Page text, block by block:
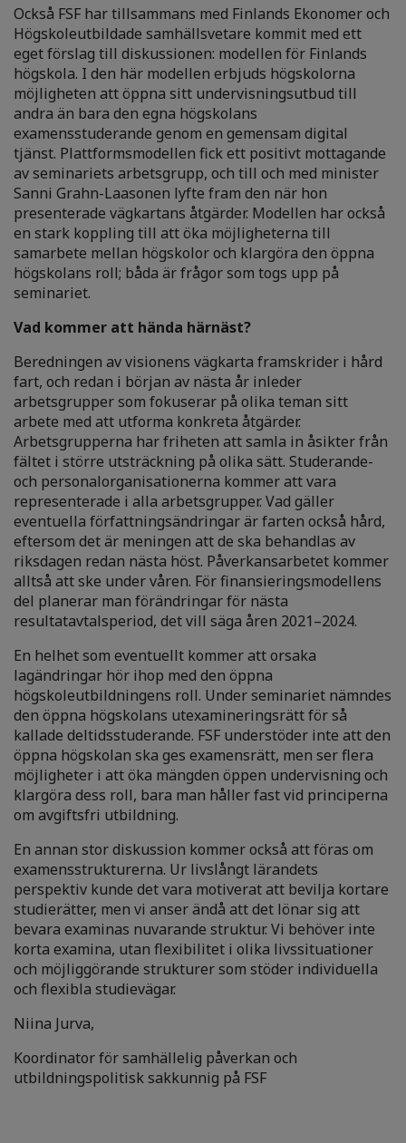
Också FSF har tillsammans med Finlands Ekonomer och
Högskoleutbildade samhällsvetare kommit med ett
eget förslag till diskussionen: modellen för Finlands
högskola. I den här modellen erbjuds högskolorna
möjligheten att öppna sitt undervisningsutbud till
andra än bara den egna högskolans
examensstuderande genom en gemensam digital
tjänst. Plattformsmodellen fick ett positivt mottagande
av seminariets arbetsgrupp, och till och med minister
Sanni Grahn-Laasonen lyfte fram den när hon
presenterade vägkartans åtgärder. Modellen har också
en stark koppling till att öka möjligheterna till
samarbete mellan högskolor och klargöra den öppna
högskolans roll; båda är frågor som togs upp på
seminariet.
Vad kommer att hända härnäst?
Beredningen av visionens vägkarta framskrider i hård
fart, och redan i början av nästa år inleder
arbetsgrupper som fokuserar på olika teman sitt
arbete med att utforma konkreta åtgärder.
Arbetsgrupperna har friheten att samla in åsikter från
fältet i större utsträckning på olika sätt. Studerande-
och personalorganisationerna kommer att vara
representerade i alla arbetsgrupper. Vad gäller
eventuella författningsändringar är farten också hård,
eftersom det är meningen att de ska behandlas av
riksdagen redan nästa höst. Påverkansarbetet kommer
alltså att ske under våren. För finansieringsmodellens
del planerar man förändringar för nästa
resultatavtalsperiod, det vill säga åren 2021–2024.
En helhet som eventuellt kommer att orsaka
lagändringar hör ihop med den öppna
högskoleutbildningens roll. Under seminariet nämndes
den öppna högskolans utexamineringsrätt för så
kallade deltidsstuderande. FSF understöder inte att den
öppna högskolan ska ges examensrätt, men ser flera
möjligheter i att öka mängden öppen undervisning och
klargöra dess roll, bara man håller fast vid principerna
om avgiftsfri utbildning.
En annan stor diskussion kommer också att föras om
examensstrukturerna. Ur livslångt lärandets
perspektiv kunde det vara motiverat att bevilja kortare
studierätter, men vi anser ändå att det lönar sig att
bevara examinas nuvarande struktur. Vi behöver inte
korta examina, utan flexibilitet i olika livssituationer
och möjliggörande strukturer som stöder individuella
och flexibla studievägar.
Niina Jurva,
Koordinator för samhällelig påverkan och
utbildningspolitisk sakkunnig på FSF